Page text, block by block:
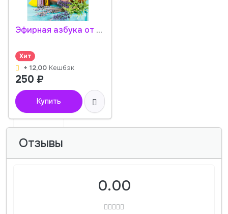
Эфирная азбука от А до Я (2 издание) - брошюра
Хит
+ 12,00 Кешбэк
250 ₽
Купить
Отзывы
0.00